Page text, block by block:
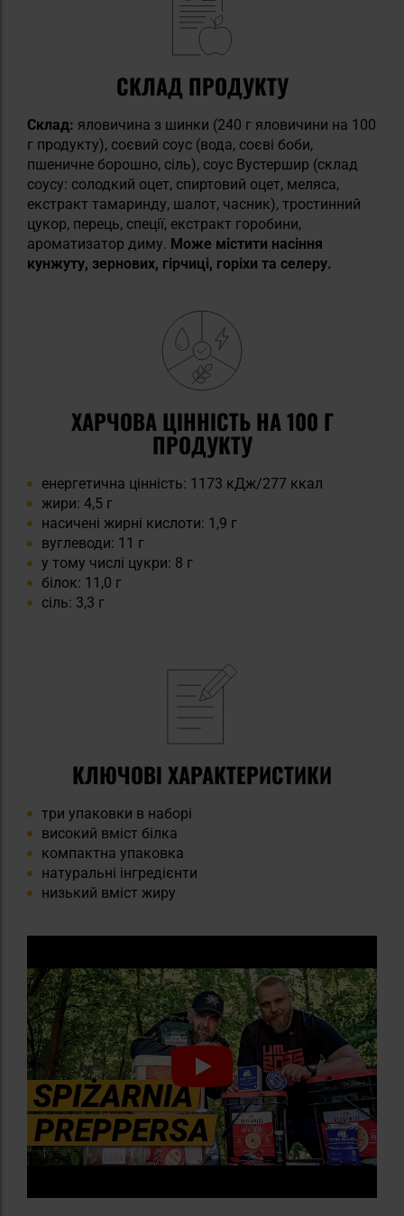
СКЛАД ПРОДУКТУ
Склад: яловичина з шинки (240 г яловичини на 100
г продукту), соєвий соус (вода, соєві боби,
пшеничне борошно, сіль), соус Вустершир (склад
соусу: солодкий оцет, спиртовий оцет, меляса,
екстракт тамаринду, шалот, часник), тростинний
цукор, перець, спеції, екстракт горобини,
ароматизатор диму. Може містити насіння
кунжуту, зернових, гірчиці, горіхи та селеру.
ХАРЧОВА ЦІННІСТЬ НА 100 Г
ПРОДУКТУ
енергетична цінність: 1173 кДж/277 ккал
жири: 4,5 г
насичені жирні кислоти: 1,9 г
вуглеводи: 11 г
у тому числі цукри: 8 г
білок: 11,0 г
сіль: 3,3 г
КЛЮЧОВІ ХАРАКТЕРИСТИКИ
три упаковки в наборі
високий вміст білка
компактна упаковка
натуральні інгредієнти
низький вміст жиру